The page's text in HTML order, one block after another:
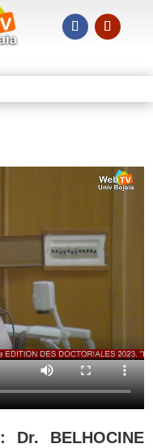
BELHOCINE